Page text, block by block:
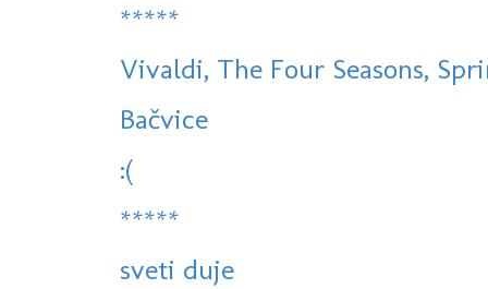
*****
Vivaldi, The Four Seasons,
Bačvice
:(
*****
sveti duje